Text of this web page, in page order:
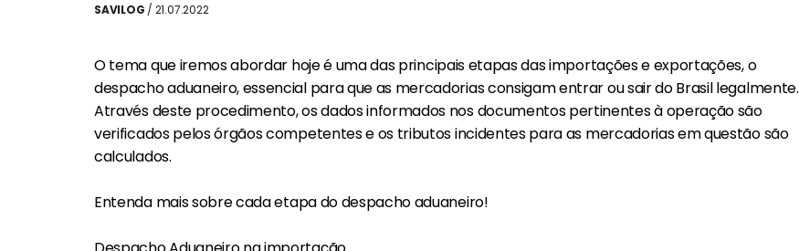
SAVILOG / 21.07.2022
O tema que iremos abordar hoje é uma das principais etapas das importações e exportações, o
despacho aduaneiro, essencial para que as mercadorias consigam entrar ou sair do Brasil legalmente.
Através deste procedimento, os dados informados nos documentos pertinentes à operação são
verificados pelos órgãos competentes e os tributos incidentes para as mercadorias em questão são
calculados.
Entenda mais sobre cada etapa do despacho aduaneiro!